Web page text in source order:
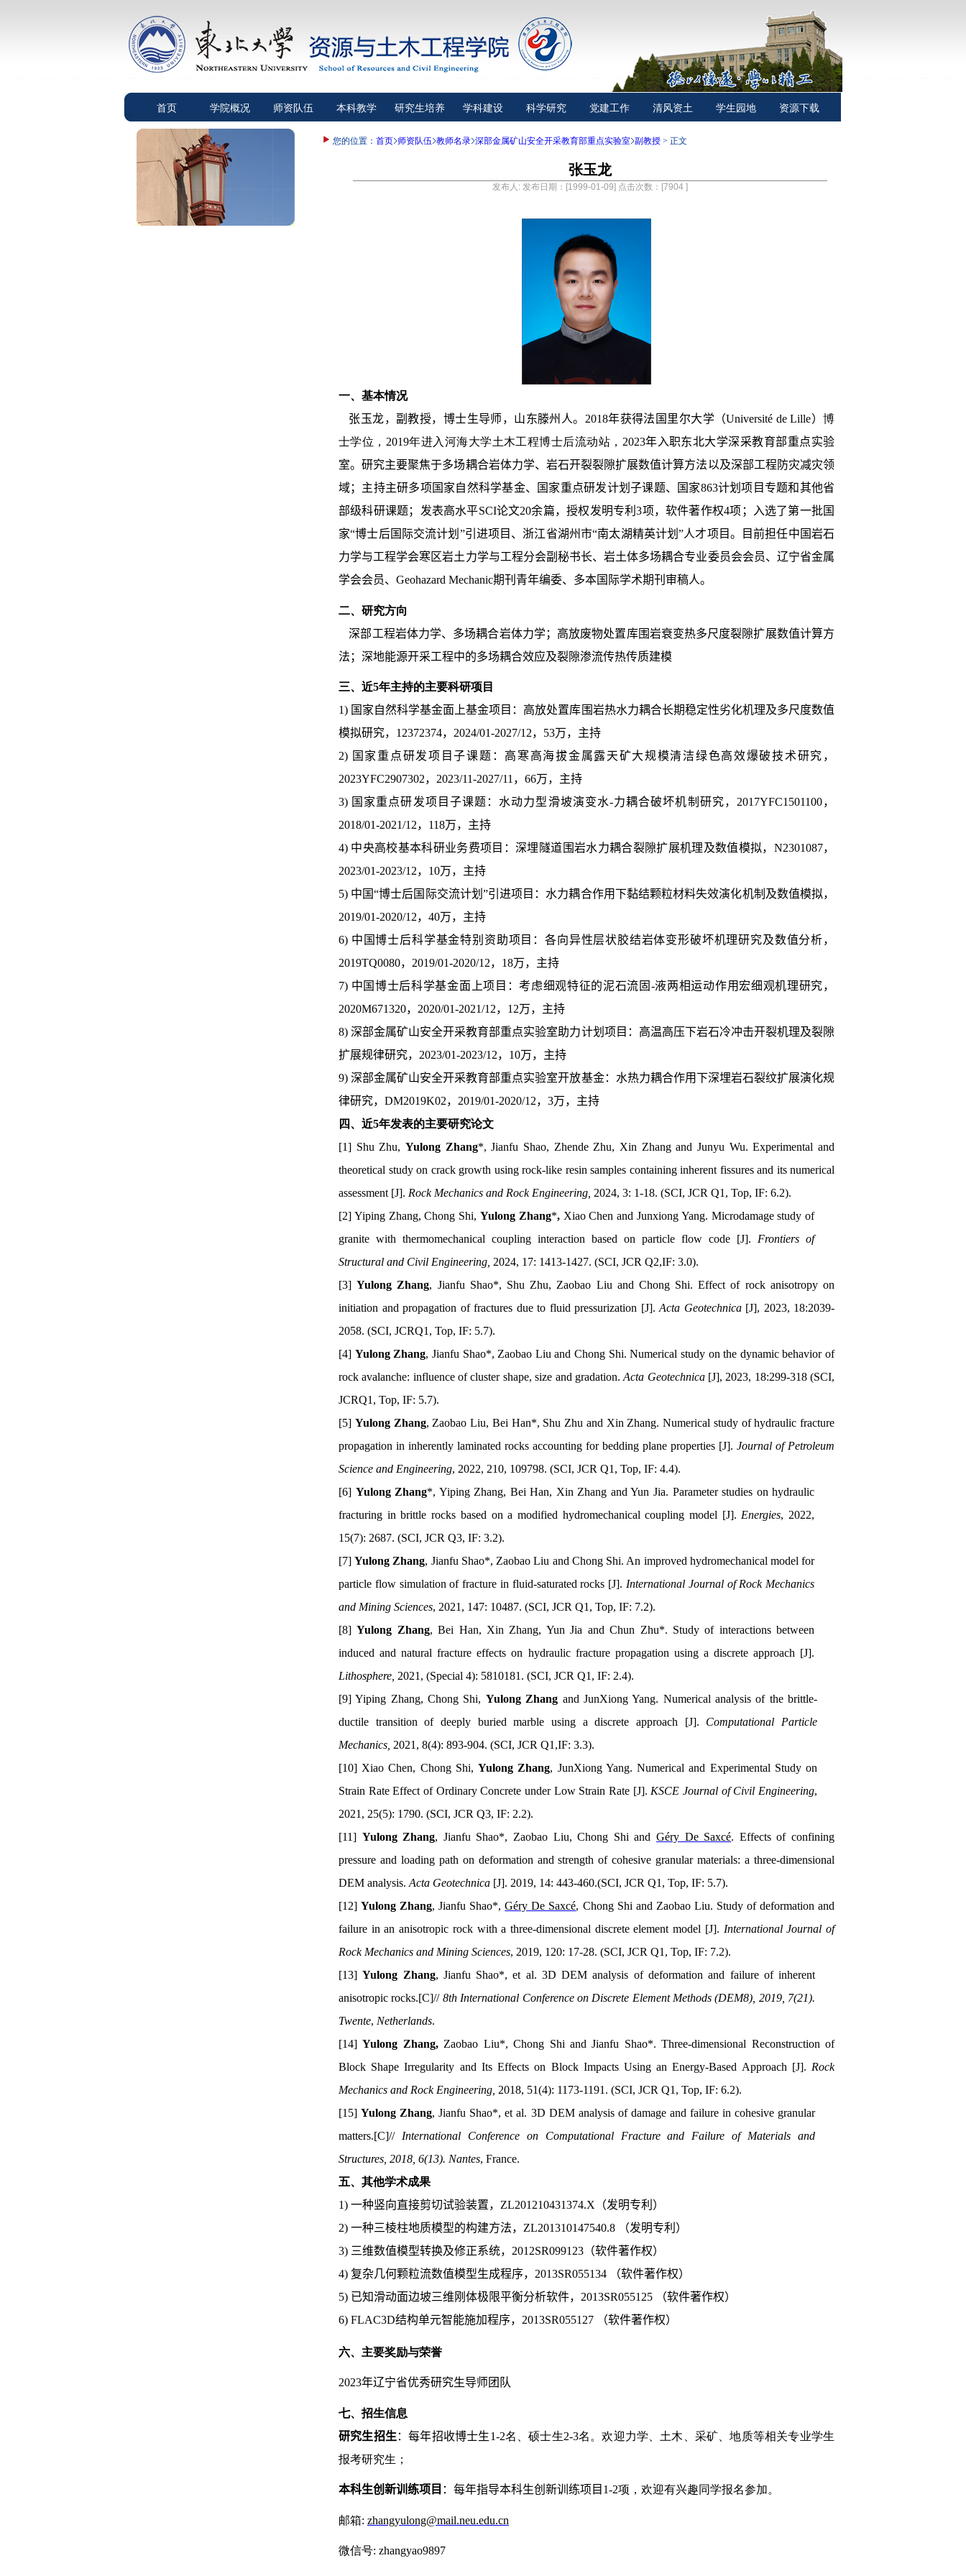
首页 学院概况 师资队伍 本科教学 研究生培养 学科建设 科学研究 党建工作 清风资土 学生园地 资源下载
您的位置： 首页 师资队伍 教师名录 深部金属矿山安全开采教育部重点实验室 副教授 > 正文
张玉龙
发布人: 发布日期：[1999-01-09] 点击次数：[7904 ]
一、基本情况
张玉龙，副教授，博士生导师，山东滕州人。 2018年获得法国里尔大学（Université de Lille）博
士学位， 2019年进入河海大学土木工程博士后流动站， 2023年入职东北大学深采教育部重点实验
室。研究主要聚焦于多场耦合岩体力学、岩石开裂裂隙扩展数值计算方法以及深部工程防灾减灾领
域；主持主研多项国家自然科学基金、国家重点研发计划子课题、国家863计划项目专题和其他省
部级科研课题；发表高水平SCI论文20余篇，授权发明专利3项，软件著作权4项；入选了第一批国
家“博士后国际交流计划”引进项目、浙江省湖州市“南太湖精英计划”人才项目。目前担任中国岩石
力学与工程学会寒区岩土力学与工程分会副秘书长、岩土体多场耦合专业委员会会员、辽宁省金属
学会会员、 Geohazard Mechanic期刊青年编委、多本国际学术期刊审稿人。
二、研究方向
深部工程岩体力学、多场耦合岩体力学；高放废物处置库围岩衰变热多尺度裂隙扩展数值计算方
法；深地能源开采工程中的多场耦合效应及裂隙渗流传热传质建模
三、近5年主持的主要科研项目
1) 国家自然科学基金面上基金项目：高放处置库围岩热水力耦合长期稳定性劣化机理及多尺度数值
模拟研究， 12372374， 2024/01-2027/12， 53万，主持
2) 国家重点研发项目子课题：高寒高海拔金属露天矿大规模清洁绿色高效爆破技术研究，
2023YFC2907302， 2023/11-2027/11 ， 66万，主持
3) 国家重点研发项目子课题：水动力型滑坡演变水-力耦合破坏机制研究， 2017YFC1501100，
2018/01-2021/12， 118万，主持
4) 中央高校基本科研业务费项目：深埋隧道围岩水力耦合裂隙扩展机理及数值模拟， N2301087，
2023/01-2023/12， 10万，主持
5) 中国“博士后国际交流计划”引进项目：水力耦合作用下黏结颗粒材料失效演化机制及数值模拟，
2019/01-2020/12， 40万，主持
6) 中国博士后科学基金特别资助项目：各向异性层状胶结岩体变形破坏机理研究及数值分析，
2019TQ0080， 2019/01-2020/12， 18万，主持
7) 中国博士后科学基金面上项目：考虑细观特征的泥石流固 -液两相运动作用宏细观机理研究，
2020M671320， 2020/01-2021/12， 12万，主持
8)深部金属矿山安全开采教育部重点实验室助力计划项目：高温高压下岩石冷冲击开裂机理及裂隙
扩展规律研究， 2023/01-2023/12， 10万，主持
9)深部金属矿山安全开采教育部重点实验室开放基金：水热力耦合作用下深埋岩石裂纹扩展演化规
律研究， DM2019K02， 2019/01-2020/12， 3万，主持
四、近5年发表的主要研究论文
[1] Shu Zhu, Yulong Zhang*, Jianfu Shao, Zhende Zhu, Xin Zhang and Junyu Wu. Experimental and
theoretical study on crack growth using rock-like resin samples containing inherent fissures and its numerical
assessment [J]. Rock Mechanics and Rock Engineering, 2024, 3: 1-18. (SCI, JCR Q1, Top, IF: 6.2).
[2] Yiping Zhang, Chong Shi,Yulong Zhang*,Xiao Chen and Junxiong Yang. Microdamage study of
granite with thermomechanical coupling interaction based on particle flow code [J]. Frontiers of
Structural and Civil Engineering, 2024, 17: 1413-1427. (SCI, JCR Q2,IF: 3.0).
[3]Yulong Zhang, Jianfu Shao*, Shu Zhu, Zaobao Liu and Chong Shi. Effect of rock anisotropy on
initiation and propagation of fractures due to fluid pressurization [J]. Acta Geotechnica [J], 2023, 18:2039-
2058. (SCI, JCRQ1, Top, IF: 5.7).
[4] Yulong Zhang, Jianfu Shao*, Zaobao Liu and Chong Shi. Numerical study on the dynamic behavior of
rock avalanche: influence of cluster shape, size and gradation.Acta Geotechnica [J], 2023, 18:299-318 (SCI,
JCRQ1, Top, IF: 5.7).
[5] Yulong Zhang, Zaobao Liu, Bei Han*, Shu Zhu and Xin Zhang. Numerical study of hydraulic fracture
propagation in inherently laminated rocks accounting for bedding plane properties [J]. Journal of Petroleum
Science and Engineering, 2022, 210, 109798. (SCI, JCR Q1, Top, IF: 4.4).
[6] Yulong Zhang*, Yiping Zhang, Bei Han, Xin Zhang and Yun Jia. Parameter studies on hydraulic
fracturing in brittle rocks based on a modified hydromechanical coupling model [J]. Energies, 2022,
15(7): 2687. (SCI, JCR Q3, IF: 3.2).
[7]Yulong Zhang, Jianfu Shao*, Zaobao Liu and Chong Shi. An improved hydromechanical model for
particle flow simulation of fracture in fluid-saturated rocks [J]. International Journal of Rock Mechanics
and Mining Sciences, 2021, 147: 10487. (SCI, JCR Q1, Top, IF: 7.2).
[8]Yulong Zhang, Bei Han, Xin Zhang, Yun Jia and Chun Zhu*. Study of interactions between
induced and natural fracture effects on hydraulic fracture propagation using a discrete approach [J].
Lithosphere, 2021, (Special 4): 5810181. (SCI, JCR Q1, IF: 2.4).
[9]Yiping Zhang, Chong Shi, Yulong Zhang and JunXiong Yang. Numerical analysis of the brittle-
ductile transition of deeply buried marble using a discrete approach [J]. Computational Particle
Mechanics, 2021, 8(4): 893-904. (SCI, JCR Q1 ,IF: 3.3).
[10] Xiao Chen, Chong Shi,Yulong Zhang, JunXiong Yang. Numerical and Experimental Study on
Strain Rate Effect of Ordinary Concrete under Low Strain Rate [J]. KSCE Journal of Civil Engineering,
2021, 25(5): 1790. (SCI, JCR Q3, IF: 2.2).
[11] Yulong Zhang, Jianfu Shao*, Zaobao Liu, Chong Shi andGéry De Saxcé. Effects of confining
pressure and loading path on deformation and strength of cohesive granular materials: a three-dimensional
DEM analysis. Acta Geotechnica [J]. 2019, 14: 443-460.(SCI, JCR Q1, Top, IF: 5.7).
[12]Yulong Zhang, Jianfu Shao*,Géry De Saxcé, Chong Shi and Zaobao Liu. Study of deformation and
failure in an anisotropic rock with a three-dimensional discrete element model [J]. International Journal of
Rock Mechanics and Mining Sciences, 2019, 120: 17-28. (SCI, JCR Q1, Top, IF: 7.2).
[13]Yulong Zhang, Jianfu Shao*, et al. 3D DEM analysis of deformation and failure of inherent
anisotropic rocks.[C]//8th International Conference on Discrete Element Methods (DEM8), 2019, 7(21).
Twente, Netherlands.
[14]Yulong Zhang,Zaobao Liu*, Chong Shi and Jianfu Shao*. Three-dimensional Reconstruction of
Block Shape Irregularity and Its Effects on Block Impacts Using an Energy-Based Approach [J]. Rock
Mechanics and Rock Engineering, 2018, 51(4): 1173-1191. (SCI, JCR Q1, Top, IF: 6.2).
[15]Yulong Zhang, Jianfu Shao*, et al. 3D DEM analysis of damage and failure in cohesive granular
matters.[C]//International Conference on Computational Fracture and Failure of Materials and
Structures, 2018, 6(13). Nantes, France.
五、其他学术成果
1) 一种竖向直接剪切试验装置， ZL201210431374.X （发明专利）
2) 一种三棱柱地质模型的构建方法， ZL201310147540.8
（发明专利）
3) 三维数值模型转换及修正系统， 2012SR099123 （软件著作权）
4) 复杂几何颗粒流数值模型生成程序， 2013SR055134
（软件著作权）
5) 已知滑动面边坡三维刚体极限平衡分析软件， 2013SR055125
（软件著作权）
6) FLAC3D结构单元智能施加程序， 2013SR055127 （软件著作权）
六、主要奖励与荣誉
2023年辽宁省优秀研究生导师团队
七、招生信息
研究生招生 ：每年招收博士生1-2名、硕士生2-3名。欢迎力学、土木、采矿、地质等相关专业学生
报考研究生；
本科生创新训练项目 ：每年指导本科生创新训练项目 1-2项，欢迎有兴趣同学报名参加。
邮箱: zhangyulong@mail.neu.edu.cn
微信号: zhangyao9897